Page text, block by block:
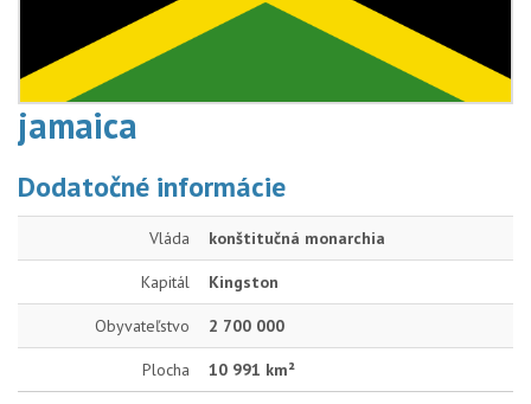
jamaica
Dodatočné informácie
Vláda konštitučná monarchia
Kapitál Kingston
Obyvateľstvo 2 700 000
Plocha 10 991 km²